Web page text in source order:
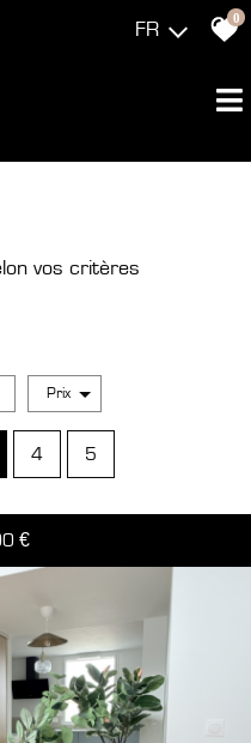
FR
0
vos critères
+ de critères
Prix
4 5
€